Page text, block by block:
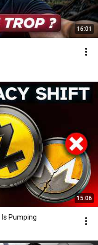
16:01
15:06
Is Pumping